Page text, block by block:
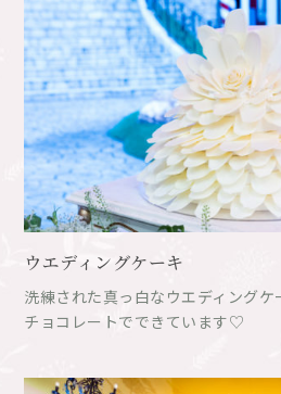
ウエディングケーキ
洗練された真っ白なウエディング
チョコレートでできています♡